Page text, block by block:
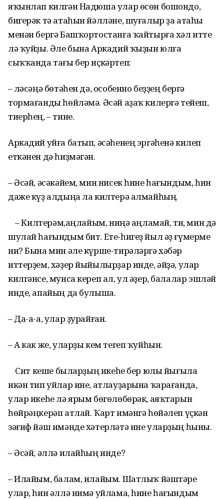
яҡынлап килгән Надюша улар өсөн бошондо,
бигерәк тә атаһын йәлләне, шуғалыр ҙа атаһы
менән бергә Башҡортостанға ҡайтырға хәл итте
лә ҡуйҙы. Әле бына Аркадий ҡыҙын юлға
сыҡҡанда тағы бер иҫкәртеп:
– Өләсәңә бөтәһен дә, особенно беҙҙең бергә
тормағанды һөйләмә. Әсәй аҙаҡ килергә тейеш,
тиерһең, – тине.
Аркадий уйға батып, әсәһенең эргәһенә килеп
еткәнен дә һиҙмәгән.
– Әсәй, әсәкәйем, мин нисек һине һағындым, һин
даже күҙ алдыңа ла килтерә алмайһың.
– Килтерәм,аңлайым, ниңә аңламай, ти, мин дә
шулай һағындым бит. Ете-һигеҙ йыл әҙ ғүмерме
ни? Бына мин әле күрше-тирәләргә хәбәр
иттерҙем, хәҙер йыйылырҙар инде, әйҙә, улар
килгәнсе, мунса кереп ал, ул әҙер, балалар эшләй
инде, апайың да булыша.
– Да-а-а, улар ҙурайған.
– А как же, уларҙы кем тегеп ҡуйһын.
Сит кеше быларҙың икеһе бер юлы йығыла
икән тип уйлар ине, атлауҙарына ҡарағанда,
улар икеһе лә ярым бөгөлөбөрәк, аяҡтарын
һөйрәңкерәп атлай. Ҡарт имәнгә һөйәлеп үҫкән
зәғиф йәш имәнде хәтерләтә ине уларҙың һыны.
– Әсәй, әллә илайһың инде?
– Илайым, балам, илайым. Шатлыҡ йәштәре
улар, һин әллә нимә уйлама, һине һағындым